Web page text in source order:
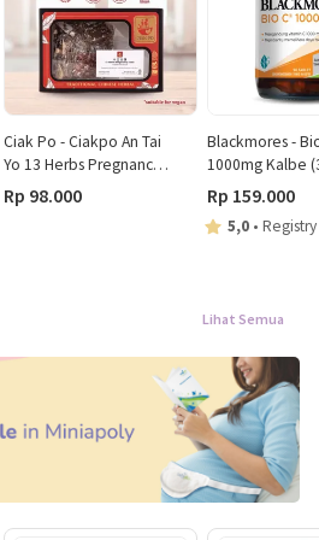
Ciak Po - Ciakpo An Tai
Yo 13 Herbs Pregnancy
Tonic
Rp 98.000
Blackmores -
1000mg Kalbe
Tablets)
Rp 159.000
5,0 •
Lihat Semua